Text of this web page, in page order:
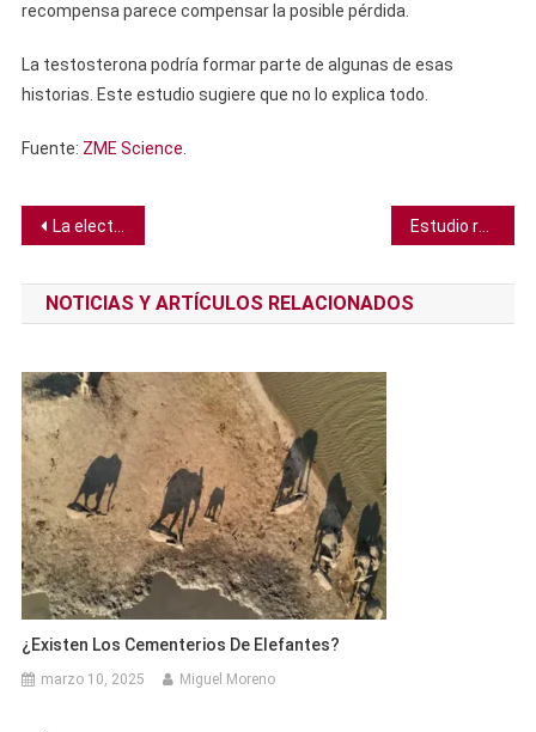
recompensa parece compensar la posible pérdida.
La testosterona podría formar parte de algunas de esas
historias. Este estudio sugiere que no lo explica todo.
Fuente: ZME Science.
Navegación
de
entradas
La electricidad podría producir cemento con una huella de carbono prácticamente nula Estudio revela que un hábito podría protegerte del estrés laboral más que el ejercicio
NOTICIAS Y ARTÍCULOS RELACIONADOS
¿Existen Los Cementerios De Elefantes?
marzo 10, 2025 Miguel Moreno